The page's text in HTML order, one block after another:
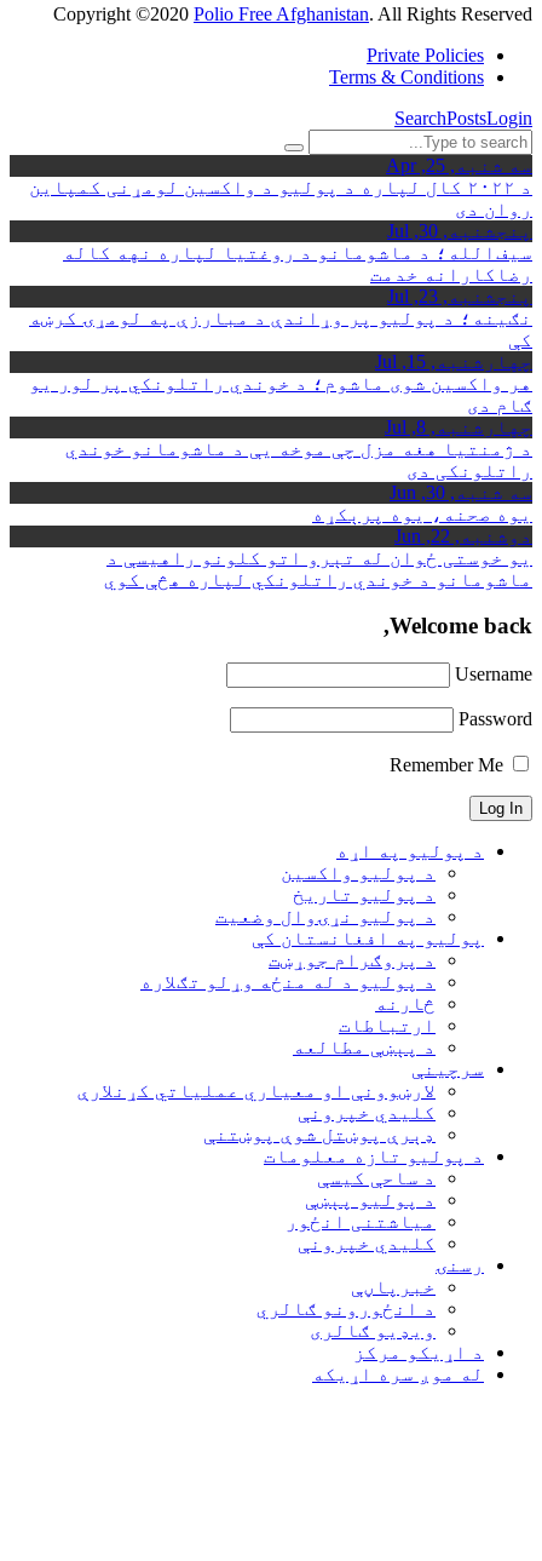
Copyright ©2020 Polio Free Afghanistan. All Rights Reserved
Private Policies
Terms & Conditions
SearchPostsLogin
سه شنبه, 25, Apr
د ۲۰۲۲ کال لپاره د پولیو د واکسین لومړنی کمپاین
روان دی
پنجشنبه, 30, Jul
سیف‌الله؛ د ماشومانو د روغتیا لپاره نهه کاله
رضاکارانه خدمت
پنجشنبه, 23, Jul
نګینه؛ د پولیو پر وړاندې د مبارزې په لومړۍ کرښه
کې
چهارشنبه, 15, Jul
هر واکسین شوی ماشوم؛ د خوندي راتلونکي پر لور یو
ګام دی
چهارشنبه, 8, Jul
د ژمنتیا هغه مزل چې موخه یې د ماشومانو خوندي
راتلونکی دی
سه شنبه, 30, Jun
یوه صحنه، یوه پرېکړه
دوشنبه, 22, Jun
یو خوستی ځوان له تېرو اتو کلونو راهیسې د
ماشومانو د خوندي راتلونکي لپاره هڅې کوي
Welcome back,
Username
Password
د پولیو په اړه
د پولیو واکسین
د پولیو تاریخ
د پولیو نړۍوال وضعیت
پولیو په افغانستان کې
د پروګرام جوړښت
د پولیو د له منځه وړلو تګلاره
څارنه
ارتباطات
د پېښې مطالعه
سرچینې
لارښوونې او معیاري عملیاتي کړنلارې
کلیدي خپرونې
ډېرې پوښتل شوې پوښتنې
د پولیو تازه معلومات
د ساحې کیسې
د پولیو پېښې
میاشتنی انځور
کلیدي خپرونې
رسنۍ
خبرپاڼې
د انځورونو ګالري
ویډیو ګالری
د اړیکو مرکز
له موږ سره اړیکه